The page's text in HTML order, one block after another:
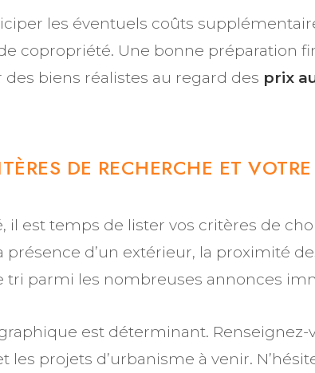
les éventuels coûts
copropriété. Une bonne préparation
biens réalistes au regard des prix
DE RECHERCHE ET
il est temps de lister vos critères de
d’un extérieur, la proximité
tri parmi les nombreuses annonces
est déterminant.
les projets d’urbanisme à venir.